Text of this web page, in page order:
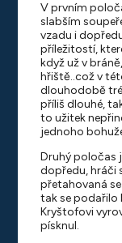
V prvním
slabším
vzadu i
příležitostí,
když už v
hřiště..což v
dlouhodobě
příliš dlouhé,
to užitek
jednoho
Druhý poločas
dopředu, hráči
přetahovaná
tak se podařilo
Kryštofovi
písknul.